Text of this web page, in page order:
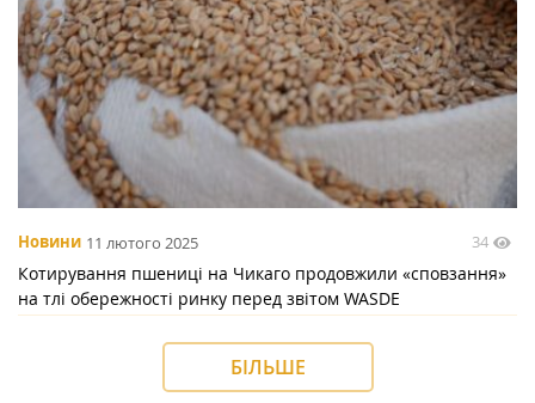
Новини 11 лютого 2025 34
Котирування пшениці на Чикаго продовжили «сповзання»
на тлі обережності ринку перед звітом WASDE
БІЛЬШЕ